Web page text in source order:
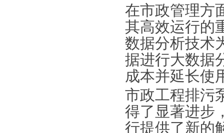
在市政管理方
其高效运行的
数据分析技术
据进行大数据
成本并延长使
市政工程排污
得了显著进步
行提供了新的